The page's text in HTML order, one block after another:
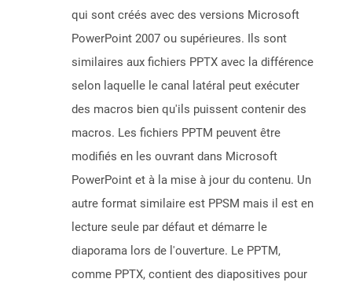
qui sont créés avec des versions Microsoft
PowerPoint 2007 ou supérieures. Ils sont
similaires aux fichiers PPTX avec la différence
selon laquelle le canal latéral peut exécuter
des macros bien qu'ils puissent contenir des
macros. Les fichiers PPTM peuvent être
modifiés en les ouvrant dans Microsoft
PowerPoint et à la mise à jour du contenu. Un
autre format similaire est PPSM mais il est en
lecture seule par défaut et démarre le
diaporama lors de l'ouverture. Le PPTM,
comme PPTX, contient des diapositives pour